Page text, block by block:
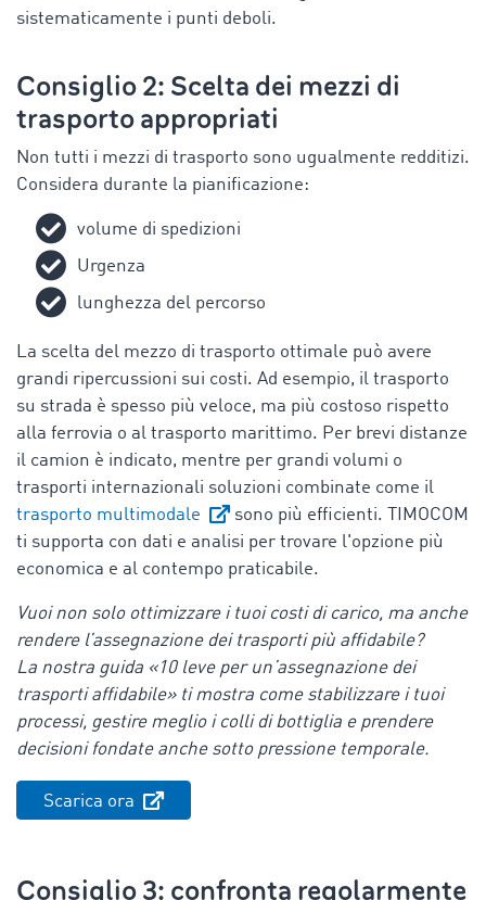
sistematicamente i punti deboli.
Consiglio 2: Scelta dei mezzi di
trasporto appropriati
Non tutti i mezzi di trasporto sono ugualmente redditizi.
Considera durante la pianificazione:
volume di spedizioni
Urgenza
lunghezza del percorso
La scelta del mezzo di trasporto ottimale può avere
grandi ripercussioni sui costi. Ad esempio, il trasporto
su strada è spesso più veloce, ma più costoso rispetto
alla ferrovia o al trasporto marittimo. Per brevi distanze
il camion è indicato, mentre per grandi volumi o
trasporti internazionali soluzioni combinate come il
trasporto multimodale
sono più efficienti. TIMOCOM
ti supporta con dati e analisi per trovare l'opzione più
economica e al contempo praticabile.
Vuoi non solo ottimizzare i tuoi costi di carico, ma anche
rendere l’assegnazione dei trasporti più affidabile?
La nostra guida «10 leve per un’assegnazione dei
trasporti affidabile» ti mostra come stabilizzare i tuoi
processi, gestire meglio i colli di bottiglia e prendere
decisioni fondate anche sotto pressione temporale.
Scarica ora
Consiglio 3: confronta regolarmente